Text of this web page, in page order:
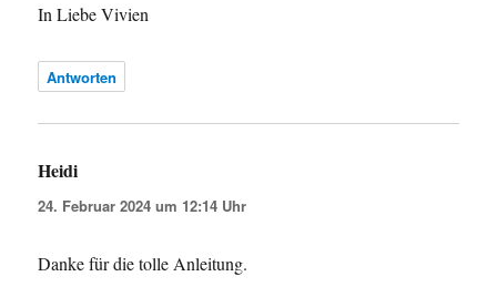
In Liebe Vivien
Antworten
Heidi
24. Februar 2024 um 12:14 Uhr
Danke für die tolle Anleitung.